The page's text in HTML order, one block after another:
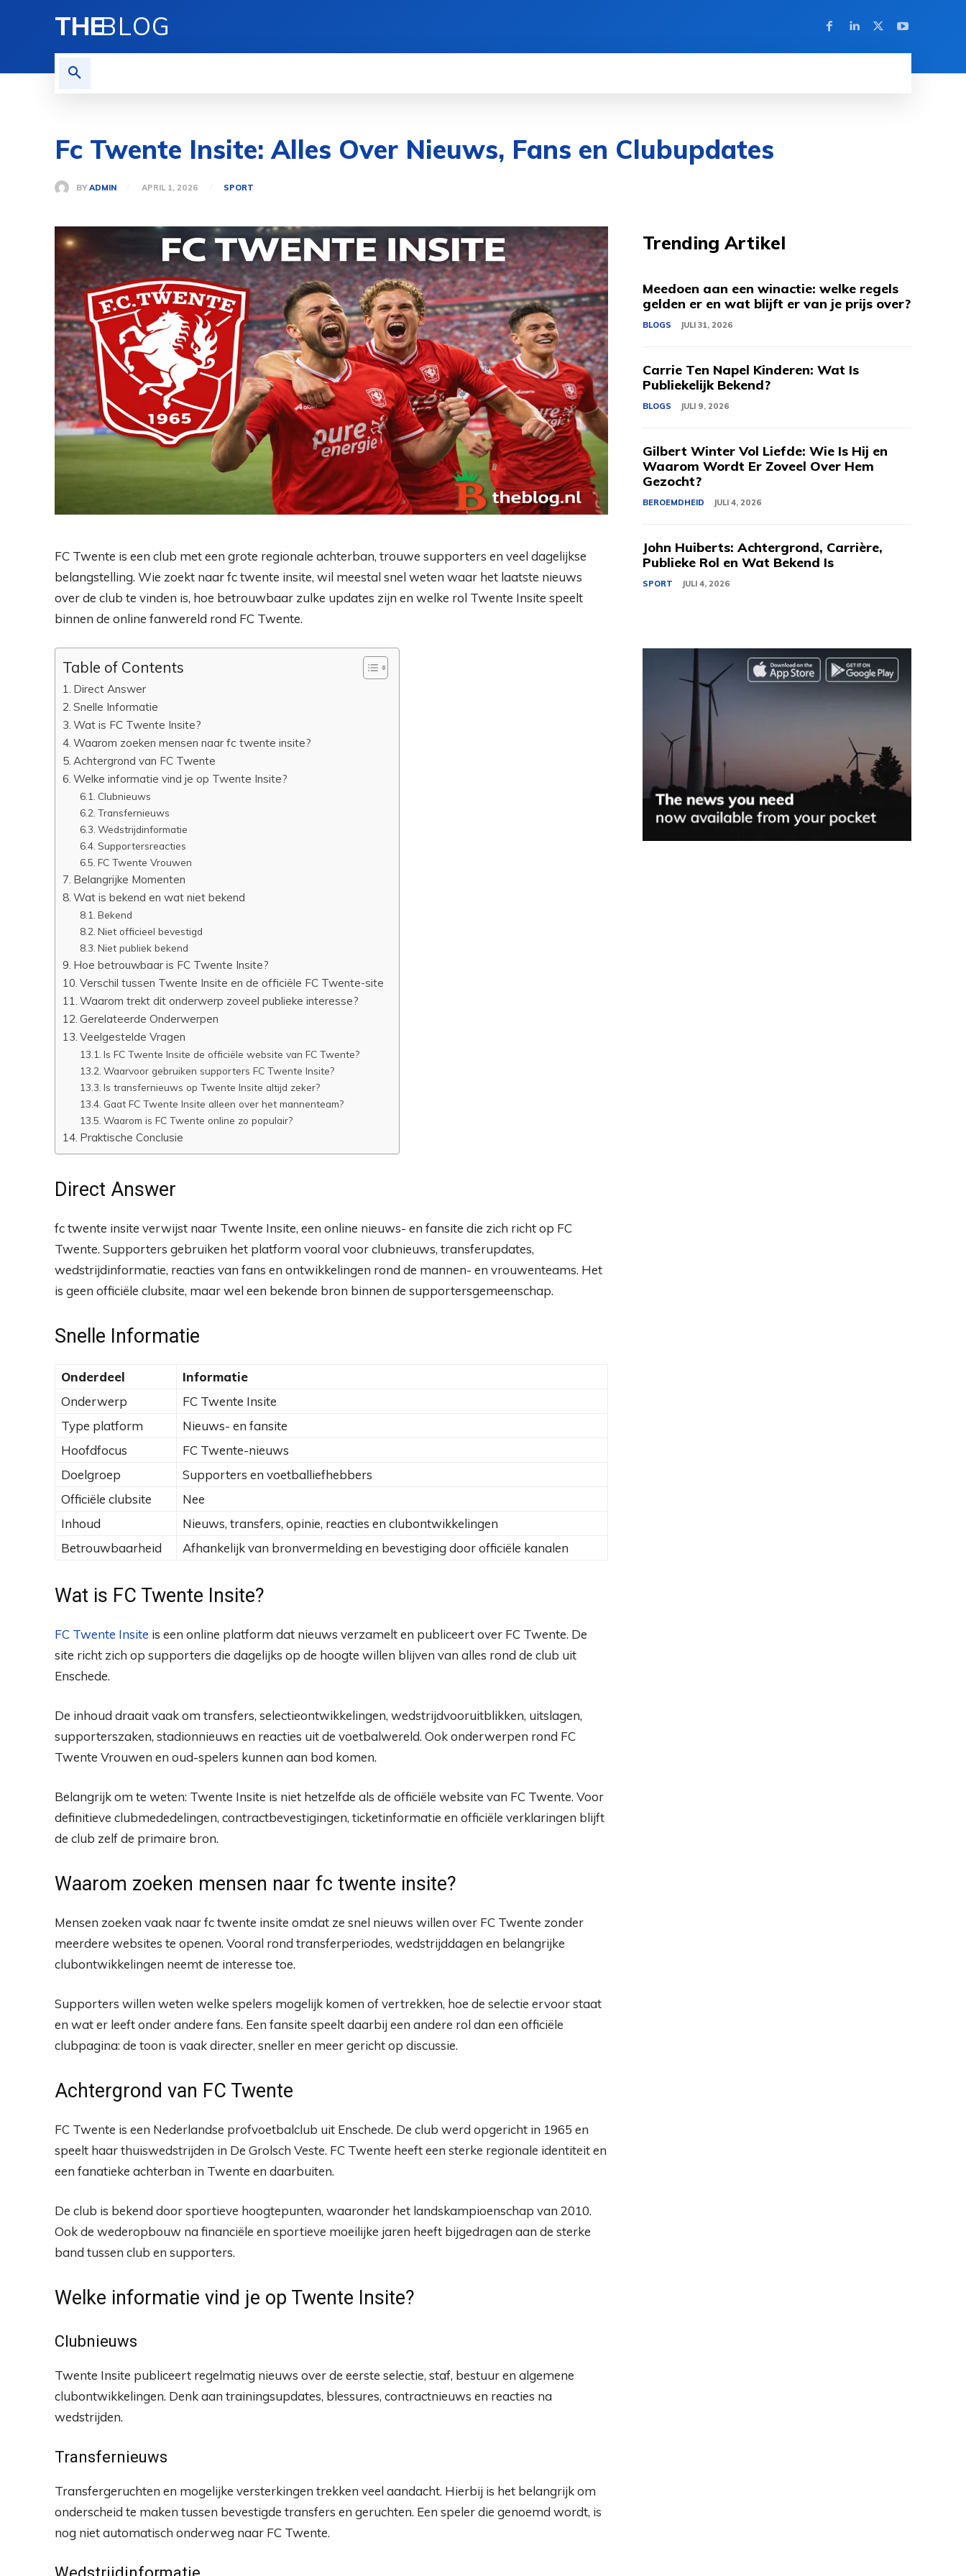
THEBLOG
Fc Twente Insite: Alles Over Nieuws, Fans en Clubupdates
BY ADMIN APRIL 1, 2026 SPORT
FC Twente is een club met een grote regionale achterban, trouwe supporters en veel dagelijkse
belangstelling. Wie zoekt naar fc twente insite, wil meestal snel weten waar het laatste nieuws
over de club te vinden is, hoe betrouwbaar zulke updates zijn en welke rol Twente Insite speelt
binnen de online fanwereld rond FC Twente.
Table of Contents
Direct Answer
Snelle Informatie
Wat is FC Twente Insite?
Waarom zoeken mensen naar fc twente insite?
Achtergrond van FC Twente
Welke informatie vind je op Twente Insite?
Clubnieuws
Transfernieuws
Wedstrijdinformatie
Supportersreacties
FC Twente Vrouwen
Belangrijke Momenten
Wat is bekend en wat niet bekend
Bekend
Niet officieel bevestigd
Niet publiek bekend
Hoe betrouwbaar is FC Twente Insite?
Verschil tussen Twente Insite en de officiële FC Twente-site
Waarom trekt dit onderwerp zoveel publieke interesse?
Gerelateerde Onderwerpen
Veelgestelde Vragen
Is FC Twente Insite de officiële website van FC Twente?
Waarvoor gebruiken supporters FC Twente Insite?
Is transfernieuws op Twente Insite altijd zeker?
Gaat FC Twente Insite alleen over het mannenteam?
Waarom is FC Twente online zo populair?
Praktische Conclusie
Direct Answer
fc twente insite verwijst naar Twente Insite, een online nieuws- en fansite die zich richt op FC
Twente. Supporters gebruiken het platform vooral voor clubnieuws, transferupdates,
wedstrijdinformatie, reacties van fans en ontwikkelingen rond de mannen- en vrouwenteams. Het
is geen officiële clubsite, maar wel een bekende bron binnen de supportersgemeenschap.
Snelle Informatie
Onderdeel
Informatie
Onderwerp
FC Twente Insite
Type platform
Nieuws- en fansite
Hoofdfocus
FC Twente-nieuws
Doelgroep
Supporters en voetballiefhebbers
Officiële clubsite
Nee
Inhoud
Nieuws, transfers, opinie, reacties en clubontwikkelingen
Betrouwbaarheid
Afhankelijk van bronvermelding en bevestiging door officiële kanalen
Wat is FC Twente Insite?
FC Twente Insite is een online platform dat nieuws verzamelt en publiceert over FC Twente. De
site richt zich op supporters die dagelijks op de hoogte willen blijven van alles rond de club uit
Enschede.
De inhoud draait vaak om transfers, selectieontwikkelingen, wedstrijdvooruitblikken, uitslagen,
supporterszaken, stadionnieuws en reacties uit de voetbalwereld. Ook onderwerpen rond FC
Twente Vrouwen en oud-spelers kunnen aan bod komen.
Belangrijk om te weten: Twente Insite is niet hetzelfde als de officiële website van FC Twente. Voor
definitieve clubmededelingen, contractbevestigingen, ticketinformatie en officiële verklaringen blijft
de club zelf de primaire bron.
Waarom zoeken mensen naar fc twente insite?
Mensen zoeken vaak naar fc twente insite omdat ze snel nieuws willen over FC Twente zonder
meerdere websites te openen. Vooral rond transferperiodes, wedstrijddagen en belangrijke
clubontwikkelingen neemt de interesse toe.
Supporters willen weten welke spelers mogelijk komen of vertrekken, hoe de selectie ervoor staat
en wat er leeft onder andere fans. Een fansite speelt daarbij een andere rol dan een officiële
clubpagina: de toon is vaak directer, sneller en meer gericht op discussie.
Achtergrond van FC Twente
FC Twente is een Nederlandse profvoetbalclub uit Enschede. De club werd opgericht in 1965 en
speelt haar thuiswedstrijden in De Grolsch Veste. FC Twente heeft een sterke regionale identiteit en
een fanatieke achterban in Twente en daarbuiten.
De club is bekend door sportieve hoogtepunten, waaronder het landskampioenschap van 2010.
Ook de wederopbouw na financiële en sportieve moeilijke jaren heeft bijgedragen aan de sterke
band tussen club en supporters.
Welke informatie vind je op Twente Insite?
Clubnieuws
Twente Insite publiceert regelmatig nieuws over de eerste selectie, staf, bestuur en algemene
clubontwikkelingen. Denk aan trainingsupdates, blessures, contractnieuws en reacties na
wedstrijden.
Transfernieuws
Transfergeruchten en mogelijke versterkingen trekken veel aandacht. Hierbij is het belangrijk om
onderscheid te maken tussen bevestigde transfers en geruchten. Een speler die genoemd wordt, is
nog niet automatisch onderweg naar FC Twente.
Trending Artikel
Meedoen aan een winactie: welke regels
gelden er en wat blijft er van je prijs over?
BLOGS JULI 31, 2026
Carrie Ten Napel Kinderen: Wat Is
Publiekelijk Bekend?
BLOGS JULI 9, 2026
Gilbert Winter Vol Liefde: Wie Is Hij en
Waarom Wordt Er Zoveel Over Hem
Gezocht?
BEROEMDHEID JULI 4, 2026
John Huiberts: Achtergrond, Carrière,
Publieke Rol en Wat Bekend Is
SPORT JULI 4, 2026